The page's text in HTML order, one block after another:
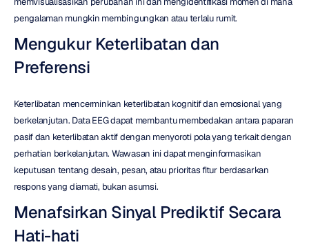
pengalaman mungkin membingungkan atau terlalu rumit.
Mengukur Keterlibatan dan
Preferensi
Keterlibatan mencerminkan keterlibatan kognitif dan emosional yang
berkelanjutan. Data EEG dapat membantu membedakan antara paparan
pasif dan keterlibatan aktif dengan menyoroti pola yang terkait dengan
perhatian berkelanjutan. Wawasan ini dapat menginformasikan
keputusan tentang desain, pesan, atau prioritas fitur berdasarkan
respons yang diamati, bukan asumsi.
Menafsirkan Sinyal Prediktif Secara
Hati-hati